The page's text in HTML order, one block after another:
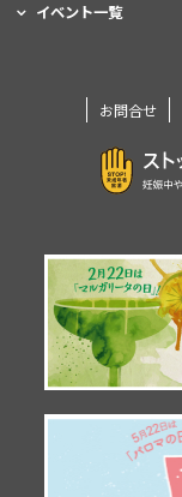
イベント一覧
お問合せ